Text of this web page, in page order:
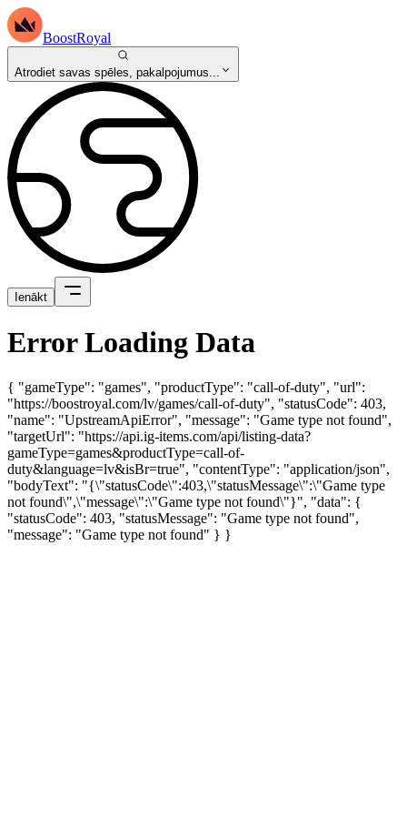
BoostRoyal
Atrodiet savas spēles, pakalpojumus...
Ienākt
Error Loading Data
{ "gameType": "games", "productType": "call-of-duty", "url":
"https://boostroyal.com/lv/games/call-of-duty", "statusCode": 403,
"name": "UpstreamApiError", "message": "Game type not found",
"targetUrl": "https://api.ig-items.com/api/listing-data?
gameType=games&productType=call-of-
duty&language=lv&isBr=true", "contentType": "application/json",
"bodyText": "{\"statusCode\":403,\"statusMessage\":\"Game type
not found\",\"message\":\"Game type not found\"}", "data": {
"statusCode": 403, "statusMessage": "Game type not found",
"message": "Game type not found" } }